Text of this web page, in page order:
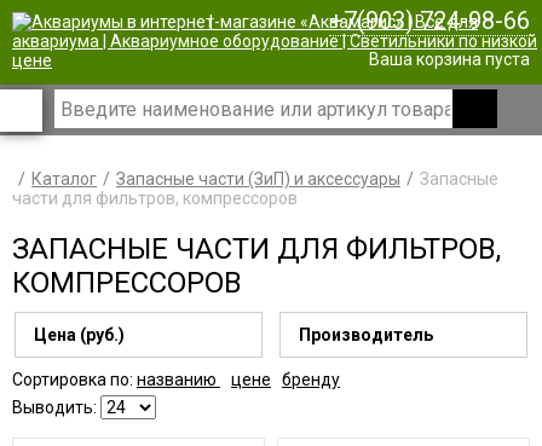
| +7(903) 724-98-66
Ваша корзина пуста
Каталог Запасные части (ЗиП) и аксессуары
Запасные
части для фильтров, компрессоров
ЗАПАСНЫЕ ЧАСТИ ДЛЯ ФИЛЬТРОВ,
КОМПРЕССОРОВ
Цена (руб.) Производитель
Сортировка по: названию цене
бренду
Выводить: